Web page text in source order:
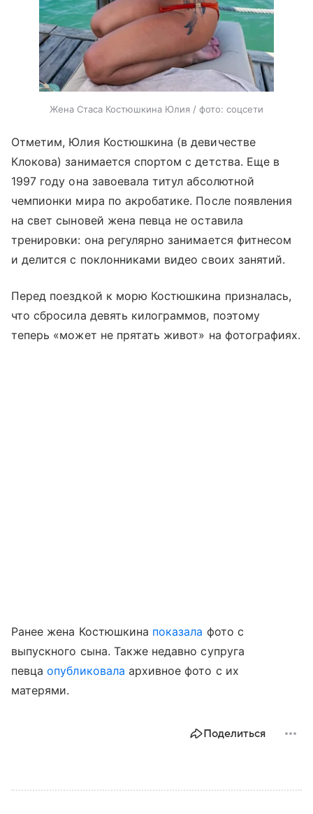
Жена Стаса Костюшкина Юлия / фото: соцсети
Отметим, Юлия Костюшкина (в девичестве
Клокова) занимается спортом с детства. Еще в
1997 году она завоевала титул абсолютной
чемпионки мира по акробатике. После появления
на свет сыновей жена певца не оставила
тренировки: она регулярно занимается фитнесом
и делится с поклонниками видео своих занятий.
Перед поездкой к морю Костюшкина призналась,
что сбросила девять килограммов, поэтому
теперь «может не прятать живот» на фотографиях.
Ранее жена Костюшкина показала фото с
выпускного сына. Также недавно супруга
певцаопубликовала архивное фото с их
матерями.
Поделиться